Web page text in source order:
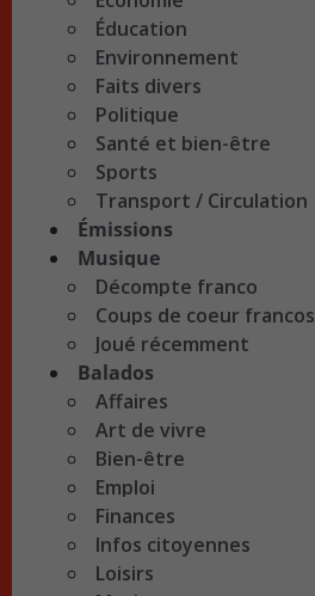
Éducation
Environnement
Faits divers
Politique
Santé et bien-être
Sports
Transport / Circulation
Émissions
Musique
Décompte franco
Coups de coeur francos
Joué récemment
Balados
Affaires
Art de vivre
Bien-être
Emploi
Finances
Infos citoyennes
Loisirs